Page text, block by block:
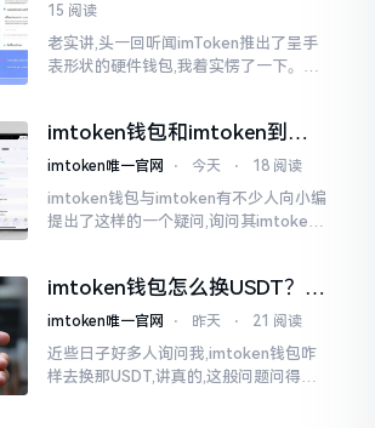
15 阅读
老实讲,头一回听闻imToken推出了呈手
表形状的硬件钱包,我着实愣了一下。在c
imtoken钱包和imtoken到底
是不是一回事？看完就懂了
imtoken唯一官网 ⋅ 今天 ⋅ 18 阅读
imtoken钱包与imtoken有不少人向小编
提出了这样的一个疑问,询问其imtoken
同一个物品
imtoken钱包怎么换USDT？这
几种方法你得知道
imtoken唯一官网 ⋅ 昨天 ⋅ 21 阅读
近些日子好多人询问我,imtoken钱包咋
样去换那USDT,讲真的,这般问题问得很